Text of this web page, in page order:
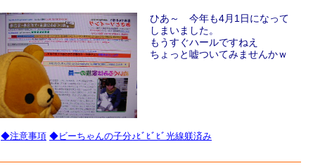
ひあ～ 今年も4月1日になって
しまいました。
もうすぐハールですねえ
ちょっと嘘ついてみませんかｗ
◆注意事項 ◆ビーちゃんの子分♪ﾋﾞﾋﾞﾋﾞ光線躾済み